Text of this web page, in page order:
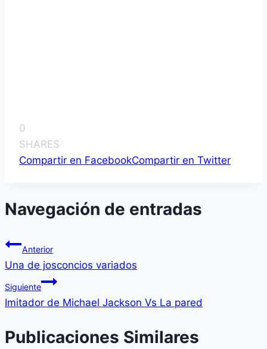
0
SHARES
Compartir en FacebookCompartir en Twitter
Navegación de entradas
Anterior
Una de josconcios variados
Siguiente
Imitador de Michael Jackson Vs La pared
Publicaciones Similares